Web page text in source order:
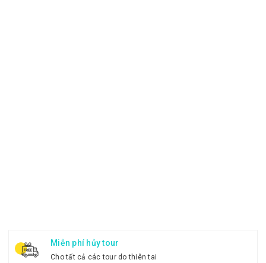
Miễn phí hủy tour
Cho tất cả các tour do thiên tai